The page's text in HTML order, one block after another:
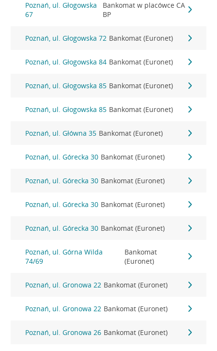
Poznań, ul. Głogowska
67
Bankomat w placówce CA
BP
Poznań, ul. Głogowska 72 Bankomat (Euronet)
Poznań, ul. Głogowska 84 Bankomat (Euronet)
Poznań, ul. Głogowska 85 Bankomat (Euronet)
Poznań, ul. Głogowska 85 Bankomat (Euronet)
Poznań, ul. Główna 35 Bankomat (Euronet)
Poznań, ul. Górecka 30 Bankomat (Euronet)
Poznań, ul. Górecka 30 Bankomat (Euronet)
Poznań, ul. Górecka 30 Bankomat (Euronet)
Poznań, ul. Górecka 30 Bankomat (Euronet)
Poznań, ul. Górna Wilda
74/69
Bankomat
(Euronet)
Poznań, ul. Gronowa 22 Bankomat (Euronet)
Poznań, ul. Gronowa 22 Bankomat (Euronet)
Poznań, ul. Gronowa 26 Bankomat (Euronet)